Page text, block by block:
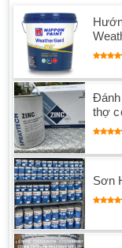
thợ
Sơn